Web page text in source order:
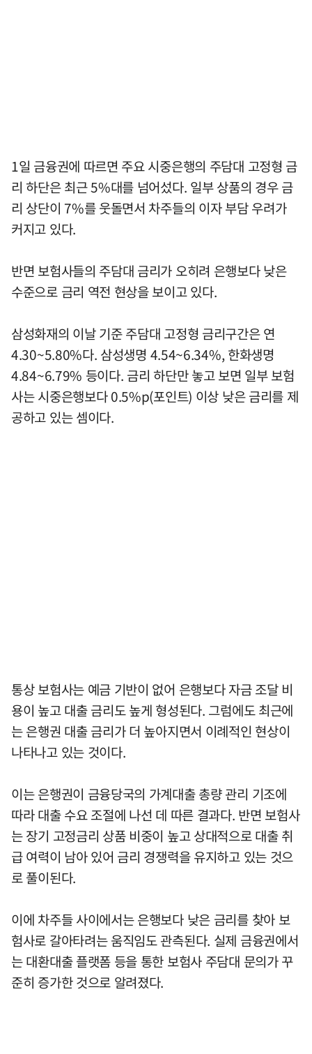
1일 금융권에 따르면 주요 시중은행의 주담대 고정형 금
리 하단은 최근 5%대를 넘어섰다. 일부 상품의 경우 금
리 상단이 7%를 웃돌면서 차주들의 이자 부담 우려가
커지고 있다.
반면 보험사들의 주담대 금리가 오히려 은행보다 낮은
수준으로 금리 역전 현상을 보이고 있다.
삼성화재의 이날 기준 주담대 고정형 금리구간은 연
4.30~5.80%다. 삼성생명 4.54~6.34%, 한화생명
4.84~6.79% 등이다. 금리 하단만 놓고 보면 일부 보험
사는 시중은행보다 0.5%p(포인트) 이상 낮은 금리를 제
공하고 있는 셈이다.
통상 보험사는 예금 기반이 없어 은행보다 자금 조달 비
용이 높고 대출 금리도 높게 형성된다. 그럼에도 최근에
는 은행권 대출 금리가 더 높아지면서 이례적인 현상이
나타나고 있는 것이다.
이는 은행권이 금융당국의 가계대출 총량 관리 기조에
따라 대출 수요 조절에 나선 데 따른 결과다. 반면 보험사
는 장기 고정금리 상품 비중이 높고 상대적으로 대출 취
급 여력이 남아 있어 금리 경쟁력을 유지하고 있는 것으
로 풀이된다.
이에 차주들 사이에서는 은행보다 낮은 금리를 찾아 보
험사로 갈아타려는 움직임도 관측된다. 실제 금융권에서
는 대환대출 플랫폼 등을 통한 보험사 주담대 문의가 꾸
준히 증가한 것으로 알려졌다.